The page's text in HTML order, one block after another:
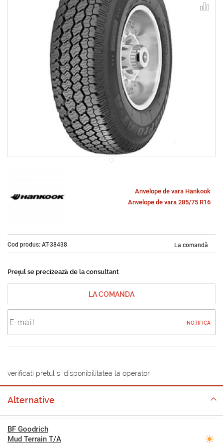
Anvelope de vara Hankook
Anvelope de vara 285/75 R16
Cod produs: AT-38438 La comandă
Prețul se precizează de la consultant
LA COMANDA
NOTIFICA
verificati pretul si disponibilitatea la operator
Alternative
BF Goodrich
Mud Terrain T/A